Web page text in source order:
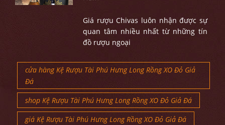
Giá rượu Chivas luôn nhận được sự
quan tâm nhiều nhất từ những tín
đồ rượu ngoại
cửa hàng Kệ Rượu Tài Phú Hưng Long Rồng XO Đỏ Giả
Đá
shop Kệ Rượu Tài Phú Hưng Long Rồng XO Đỏ Giả Đá
giá Kệ Rượu Tài Phú Hưng Long Rồng XO Đỏ Giả Đá